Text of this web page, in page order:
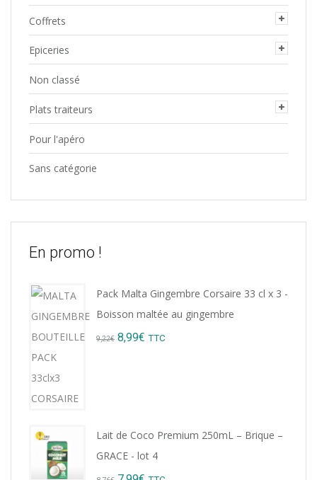
Coffrets
Epiceries
Non classé
Plats traiteurs
Pour l'apéro
Sans catégorie
En promo !
Pack Malta Gingembre Corsaire 33 cl x 3 -
Boisson maltée au gingembre
9,22€ Original
8,99€ Current
TTC
Lait de Coco Premium 250mL – Brique –
GRACE - lot 4